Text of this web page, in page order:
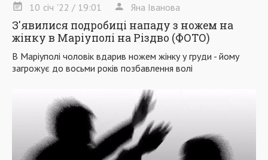
10 січ '22 / 19:01 Яна Іванова
З'явилися подробиці нападу з ножем на
жінку в Маріуполі на Різдво (ФОТО)
В Маріуполі чоловік вдарив ножем жінку у груди - йому
загрожує до восьми років позбавлення волі